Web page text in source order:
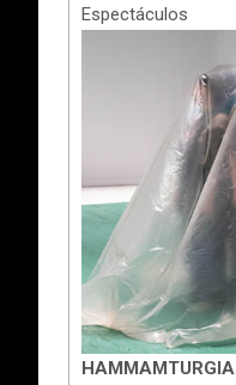
Espectáculos
HAMMAMTURGIA